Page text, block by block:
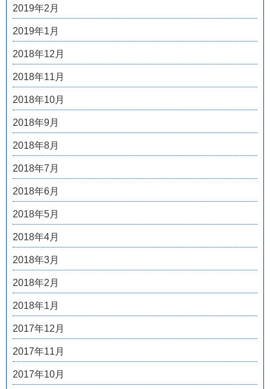
2019年2月
2019年1月
2018年12月
2018年11月
2018年10月
2018年9月
2018年8月
2018年7月
2018年6月
2018年5月
2018年4月
2018年3月
2018年2月
2018年1月
2017年12月
2017年11月
2017年10月